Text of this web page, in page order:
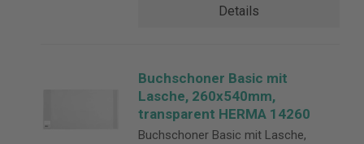
Details
Buchschoner Basic mit
Lasche, 260x540mm,
transparent HERMA 14260
Buchschoner Basic mit Lasche,